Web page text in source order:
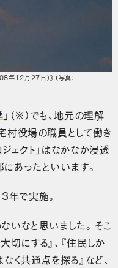
年12月27日）》（写真：
」（※）でも、地元の理解
村役場の職員として働き
ェクト」はなかなか浸透
あったといいます。
年で実施。
いなと思いました。そこ
切にする』、『住民しか
く共通点を探る』など、